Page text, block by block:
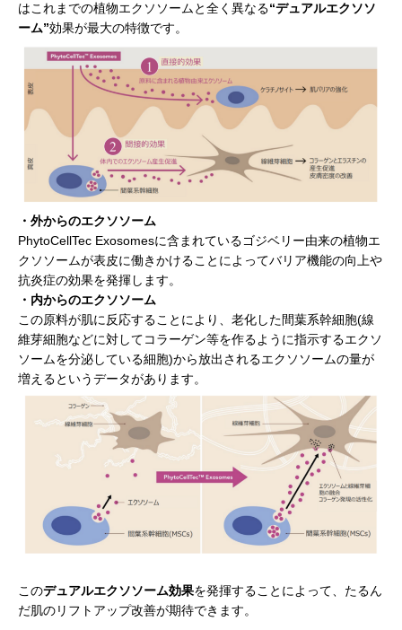
はこれまでの植物エクソソームと全く異なる“デュアルエクソソ
ーム”効果が最大の特徴です。
・外からのエクソソーム
PhytoCellTec Exosomesに含まれているゴジベリー由来の植物エ
クソソームが表皮に働きかけることによってバリア機能の向上や
抗炎症の効果を発揮します。
・内からのエクソソーム
この原料が肌に反応することにより、老化した間葉系幹細胞(線
維芽細胞などに対してコラーゲン等を作るように指示するエクソ
ソームを分泌している細胞)から放出されるエクソソームの量が
増えるというデータがあります。
このデュアルエクソソーム効果を発揮することによって、たるん
だ肌のリフトアップ改善が期待できます。